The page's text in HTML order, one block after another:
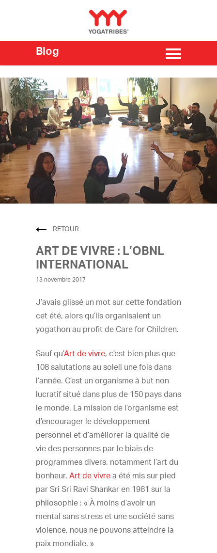
RETOUR
ART DE VIVRE : L’OBNL
INTERNATIONAL
13 novembre 2017
J’avais glissé un mot sur cette fondation
cet été, alors qu’ils organisaient un
yogathon au profit de Care for Children.
Sauf qu’Art de vivre, c’est bien plus que
108 salutations au soleil une fois dans
l’année. C’est un organisme à but non
lucratif situé dans plus de 150 pays dans
le monde. La mission de l’organisme est
d’encourager le développement
personnel et d’améliorer la qualité de
vie des personnes par le biais de
programmes divers, notamment l’art du
bonheur.Art de vivrea été mis sur pied
par Sri Sri Ravi Shankar en 1981 sur la
philosophie : « À moins d’avoir un
mental sans stress et une société sans
violence, nous ne pouvons atteindre la
paix mondiale. »